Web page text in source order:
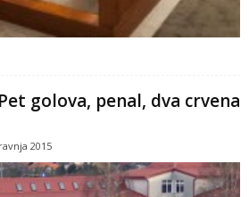
golova, penal, dva crvena
2015